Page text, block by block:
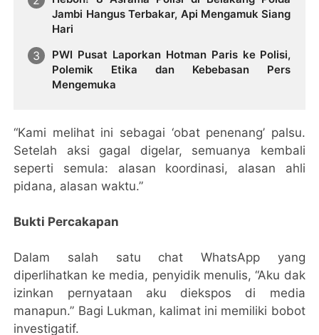
Jambi Hangus Terbakar, Api Mengamuk Siang
Hari
PWI Pusat Laporkan Hotman Paris ke Polisi,
Polemik Etika dan Kebebasan Pers
Mengemuka
“Kami melihat ini sebagai ‘obat penenang’ palsu.
Setelah aksi gagal digelar, semuanya kembali
seperti semula: alasan koordinasi, alasan ahli
pidana, alasan waktu.”
Bukti Percakapan
Dalam salah satu chat WhatsApp yang
diperlihatkan ke media, penyidik menulis, “Aku dak
izinkan pernyataan aku diekspos di media
manapun.” Bagi Lukman, kalimat ini memiliki bobot
investigatif.